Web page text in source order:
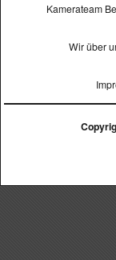
Kamerateam
Wir über